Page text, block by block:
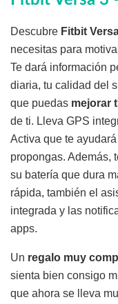
Descubre Fitbit
necesitas para
Te dará información
diaria, tu calidad del
que puedas mejorar
de ti. Lleva GPS
Activa que te
propongas. Además,
su batería que dura
rápida, también el
integrada y las
apps.
Un regalo muy
sienta bien consigo
que ahora se lleva